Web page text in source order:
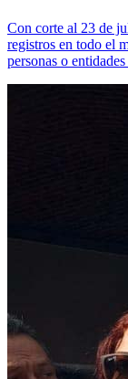
Con corte al 23 de
registros en todo el
personas o